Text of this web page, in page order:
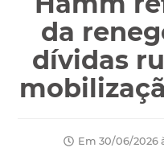
da
dívidas
Em 30/06/2026